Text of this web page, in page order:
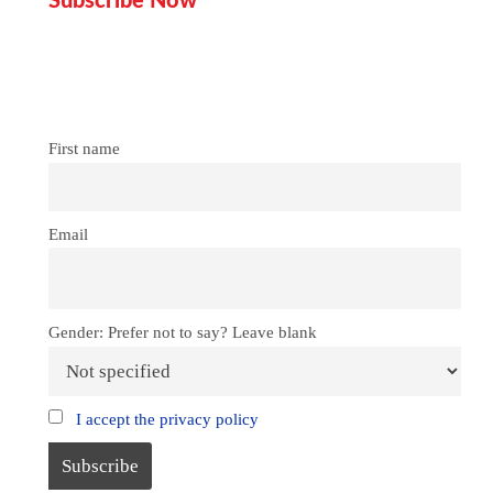
First name
Email
Gender: Prefer not to say? Leave blank
I accept the privacy policy